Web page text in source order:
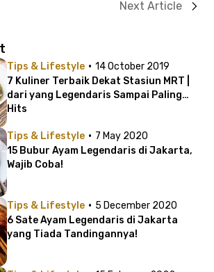
Next Article
Tips & Lifestyle · 14 October 2019
7 Kuliner Terbaik Dekat Stasiun MRT |
dari yang Legendaris Sampai Paling
Hits
Tips & Lifestyle · 7 May 2020
15 Bubur Ayam Legendaris di Jakarta,
Wajib Coba!
Tips & Lifestyle · 5 December 2020
6 Sate Ayam Legendaris di Jakarta
yang Tiada Tandingannya!